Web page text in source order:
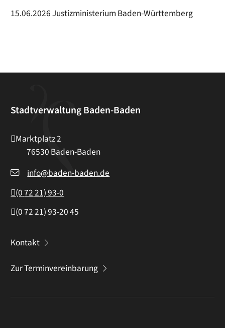
15.06.2026 Justizministerium Baden-Württemberg
Stadtverwaltung Baden-Baden
Marktplatz 2
76530 Baden-Baden
info@baden-baden.de
(07221) 93-0
(07221) 93-2045
Kontakt
Zur Terminvereinbarung